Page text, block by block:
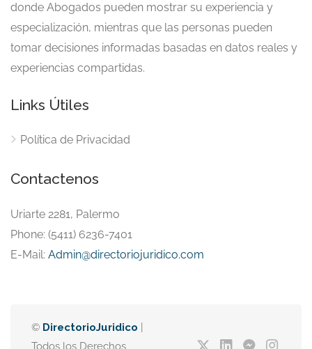
donde Abogados pueden mostrar su experiencia y
especialización, mientras que las personas pueden
tomar decisiones informadas basadas en datos reales y
experiencias compartidas.
Links Útiles
Política de Privacidad
Contactenos
Uriarte 2281, Palermo
Phone: (5411) 6236-7401
E-Mail: Admin@directoriojuridico.com
© DirectorioJuridico
Todos los Derechos